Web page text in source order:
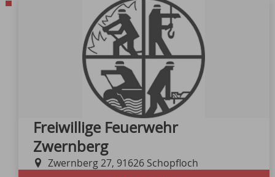
Freiwillige Feuerwehr
Zwernberg
Zwernberg 27, 91626 Schopfloch